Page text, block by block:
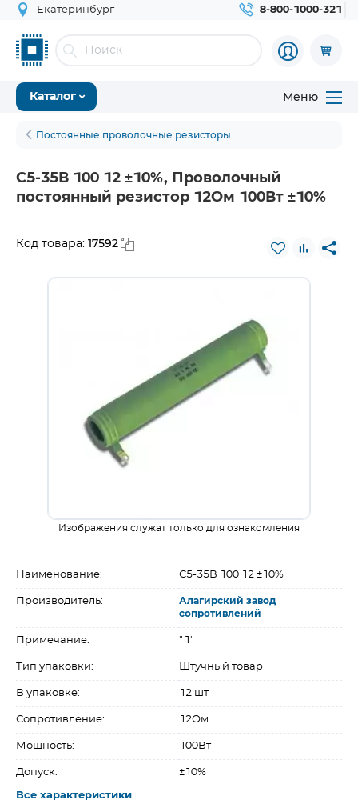
Екатеринбург 8-800-1000-321
Каталог Меню
Постоянные проволочные резисторы
С5-35В 100 12 ±10%, Проволочный
постоянный резистор 12Ом 100Вт ±10%
Код товара: 17592
Изображения служат только для ознакомления
Наименование: С5-35В 100 12 ±10%
Производитель:
Алагирский завод
сопротивлений
Примечание: "1"
Тип упаковки: Штучный товар
В упаковке: 12 шт
Сопротивление: 12Ом
Мощность: 100Вт
Допуск: ±10%
Все характеристики